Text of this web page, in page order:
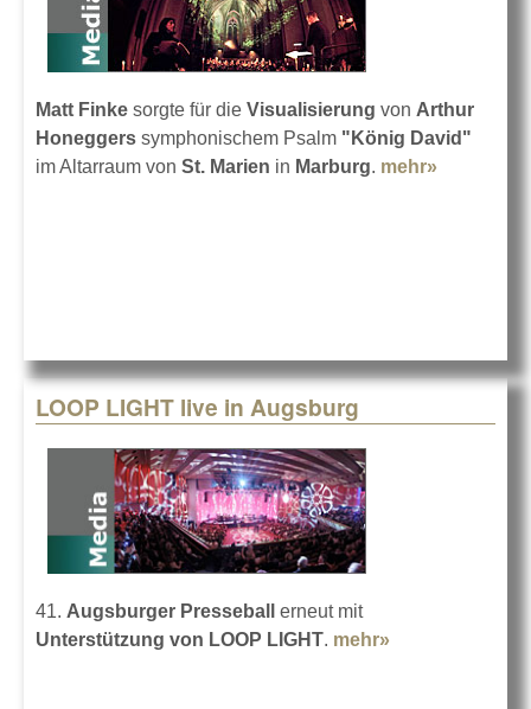
Matt Finke sorgte für die Visualisierung von Arthur
Honeggers symphonischem Psalm "König David"
im Altarraum von St. Marien in Marburg. mehr»
LOOP LIGHT live in Augsburg
41. Augsburger Presseball
erneut mit
Unterstützung von LOOP LIGHT. mehr»